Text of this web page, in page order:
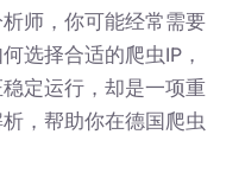
师，你可能经常需要
选择合适的爬虫IP，
定运行，却是一项重
，帮助你在德国爬虫